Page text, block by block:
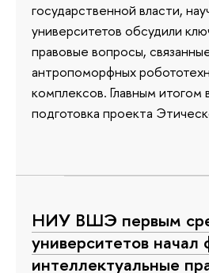
государственной власти,
университетов обсудили
правовые вопросы,
антропоморфных
комплексов. Главным итогом
подготовка проекта
НИУ ВШЭ первым
университетов начал
интеллектуальные